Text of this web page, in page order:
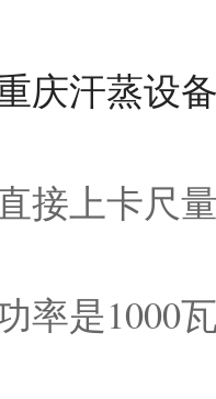
庆汗蒸设
接上卡尺
率是1000